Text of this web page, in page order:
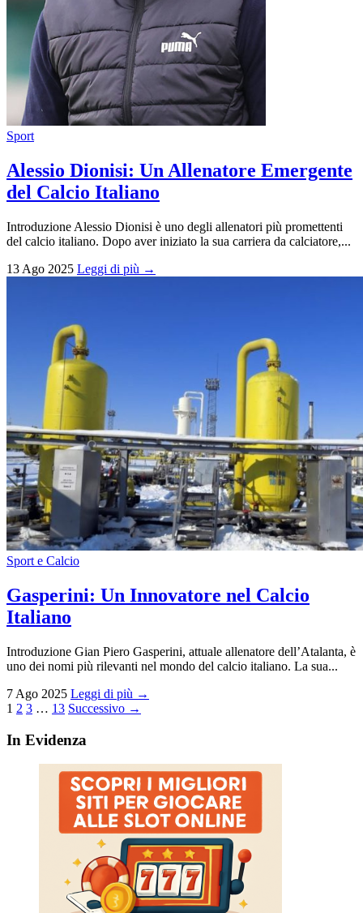
Sport
Alessio Dionisi: Un Allenatore Emergente
del Calcio Italiano
Introduzione Alessio Dionisi è uno degli allenatori più promettenti
del calcio italiano. Dopo aver iniziato la sua carriera da calciatore,...
13 Ago 2025 Leggi di più →
Sport e Calcio
Gasperini: Un Innovatore nel Calcio
Italiano
Introduzione Gian Piero Gasperini, attuale allenatore dell’Atalanta, è
uno dei nomi più rilevanti nel mondo del calcio italiano. La sua...
7 Ago 2025 Leggi di più →
Paginazione
degli
1 2 3 … 13 Successivo →
In Evidenza